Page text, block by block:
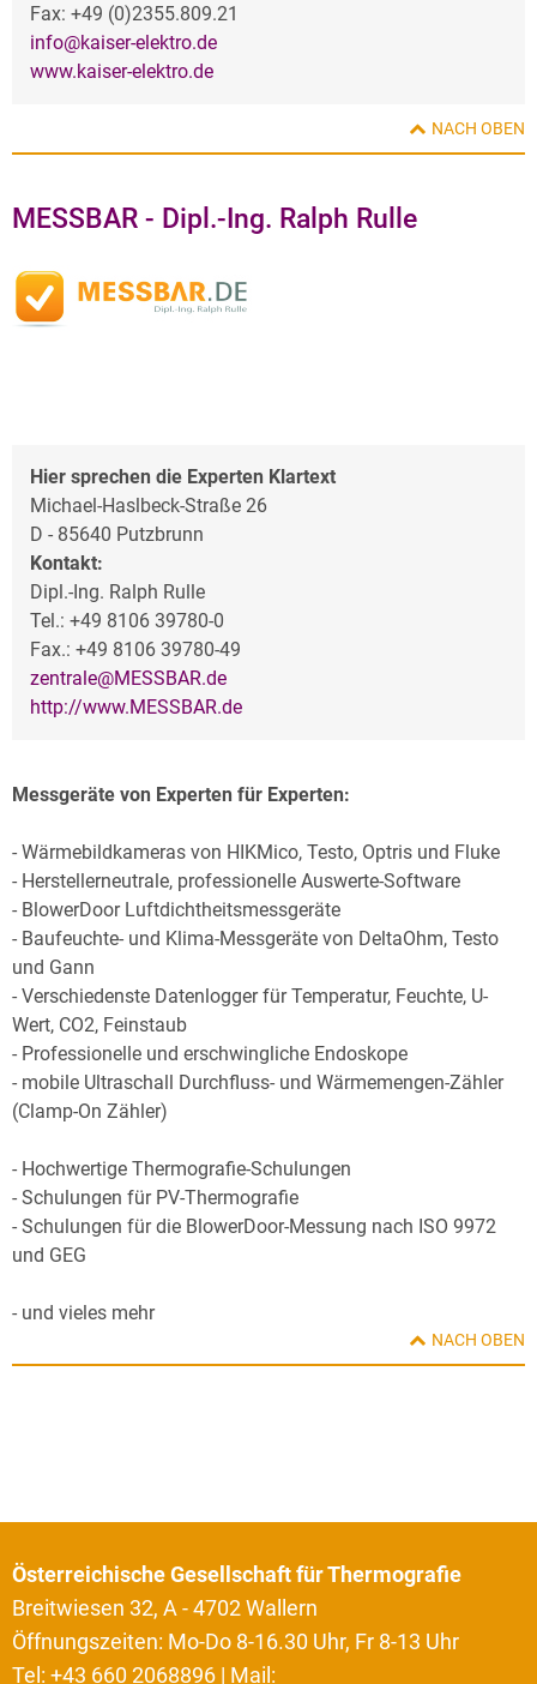
Fax: +49 (0)2355.809.21
info@kaiser-elektro.de
www.kaiser-elektro.de
NACH OBEN
MESSBAR - Dipl.-Ing. Ralph Rulle
Hier sprechen die Experten Klartext
Michael-Haslbeck-Straße 26
D - 85640 Putzbrunn
Kontakt:
Dipl.-Ing. Ralph Rulle
Tel.: +49 8106 39780-0
Fax.: +49 8106 39780-49
zentrale@MESSBAR.de
http://www.MESSBAR.de
Messgeräte von Experten für Experten:
- Wärmebildkameras von HIKMico, Testo, Optris und Fluke
- Herstellerneutrale, professionelle Auswerte-Software
- BlowerDoor Luftdichtheitsmessgeräte
- Baufeuchte- und Klima-Messgeräte von DeltaOhm, Testo
und Gann
- Verschiedenste Datenlogger für Temperatur, Feuchte, U-
Wert, CO2, Feinstaub
- Professionelle und erschwingliche Endoskope
- mobile Ultraschall Durchfluss- und Wärmemengen-Zähler
(Clamp-On Zähler)
- Hochwertige Thermografie-Schulungen
- Schulungen für PV-Thermografie
- Schulungen für die BlowerDoor-Messung nach ISO 9972
und GEG
- und vieles mehr
NACH OBEN
Österreichische Gesellschaft für Thermografie
Breitwiesen 32, A - 4702 Wallern
Öffnungszeiten: Mo-Do 8-16.30 Uhr, Fr 8-13 Uhr
Tel: +43 660 2068896 | Mail: